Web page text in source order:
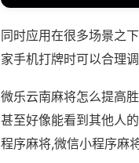
同时应用在很多场景之
家手机打牌时可以合理
微乐云南麻将怎么提高
甚至好像能看到其他人
程序麻将,微信小程序麻